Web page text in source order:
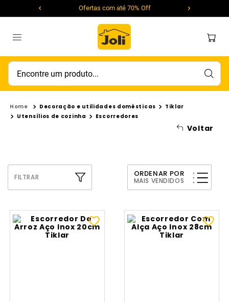
Ofertas com até 70% Off
Encontre um produto...
Voltar
Decoração e utilidades domésticas
Tiklar
Utensílios de cozinha
Escorredores
FILTRAR ORDENAR POR
MAIS VENDIDOS